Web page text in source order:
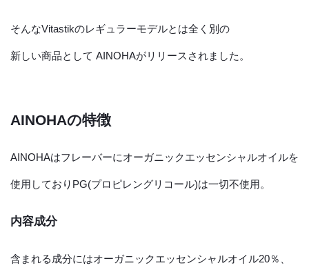
そんなVitastikのレギュラーモデルとは全く別の
新しい商品として AINOHAがリリースされました。
AINOHAの特徴
AINOHAはフレーバーにオーガニックエッセンシャルオイルを
使用しておりPG(プロピレングリコール)は一切不使用。
内容成分
含まれる成分にはオーガニックエッセンシャルオイル20％、